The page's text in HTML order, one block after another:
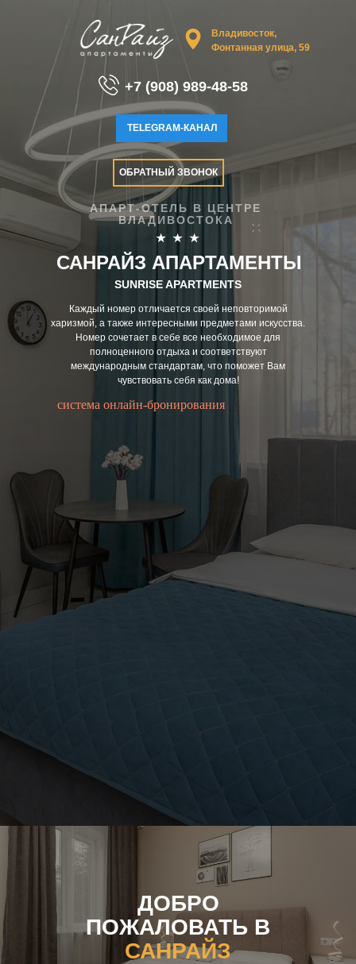
+7 (908) 989-48-58
ОБРАТНЫЙ ЗВОНОК
Каждый номер отличается своей неповторимой
харизмой, а также интересными предметами искусства.
Номер сочетает в себе все необходимое для
полноценного отдыха и соответствуют
международным стандартам, что поможет Вам
чувствовать себя как дома!
САНРАЙЗ АПАРТАМЕНТЫ
SUNRISE APARTMENTS
Владивосток,
Фонтанная улица, 59
АПАРТ-ОТЕЛЬ В ЦЕНТРЕ
ВЛАДИВОСТОКА
система онлайн-бронирования
TELEGRAM-КАНАЛ
ДОБРО
ПОЖАЛОВАТЬ В
САНРАЙЗ